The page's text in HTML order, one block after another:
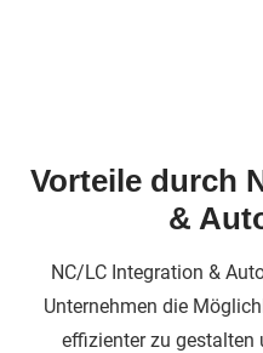
Vorteile durch
&
NC/LC Integration &
Unternehmen die
effizienter zu gestalten